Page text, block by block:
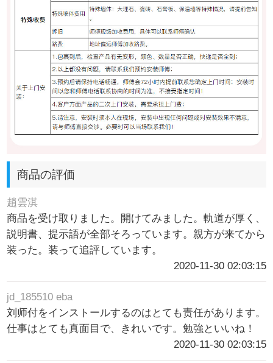
商品の評価
趙雲淇
商品を受け取りました。開けてみました。軌道が厚く、
説明書、提示語が全部そろっています。親方が来てから
装った。装って追評しています。
2020-11-30 02:03:15
jd_185510 eba
刘师付をインストールするのはとても责任があります。
仕事はとても真面目で、きれいです。勉強といいね！
2020-11-30 02:03:15